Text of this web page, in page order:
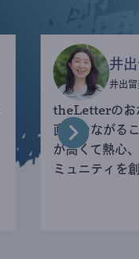
井
井出
theLetterのお
直接つながる
が高くて熱心
ミュニティを